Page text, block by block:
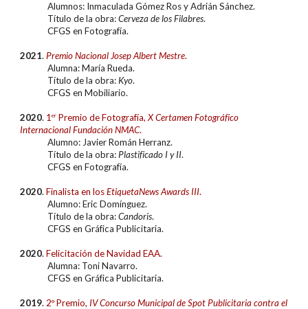
Alumnos: Inmaculada Gómez Ros y Adrián Sánchez.
Título de la obra:Cerveza de los Filabres.
CFGS en Fotografía.
2021. Premio Nacional Josep Albert Mestre.
Alumna: María Rueda.
Título de la obra: Kyo.
CFGS en Mobiliario.
2020. 1er Premio de Fotografía,X Certamen Fotográfico
Internacional Fundación NMAC.
Alumno: Javier Román Herranz.
Título de la obra: Plastificado I y II.
CFGS en Fotografía.
2020.Finalista en losEtiquetaNews Awards III.
Alumno:Eric Domínguez.
Título de la obra:Candoris.
CFGS en Gráfica Publicitaria.
2020.Felicitación de Navidad EAA.
Alumna: Toni Navarro.
CFGS en Gráfica Publicitaria.
2019. 2º Premio, IV Concurso Municipal de Spot Publicitaria contra el